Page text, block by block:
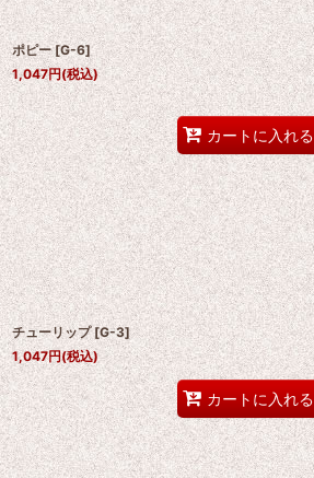
ポピー [G-6]
1,047円(税込)
カートに入れる
チューリップ [G-3]
1,047円(税込)
カートに入れる